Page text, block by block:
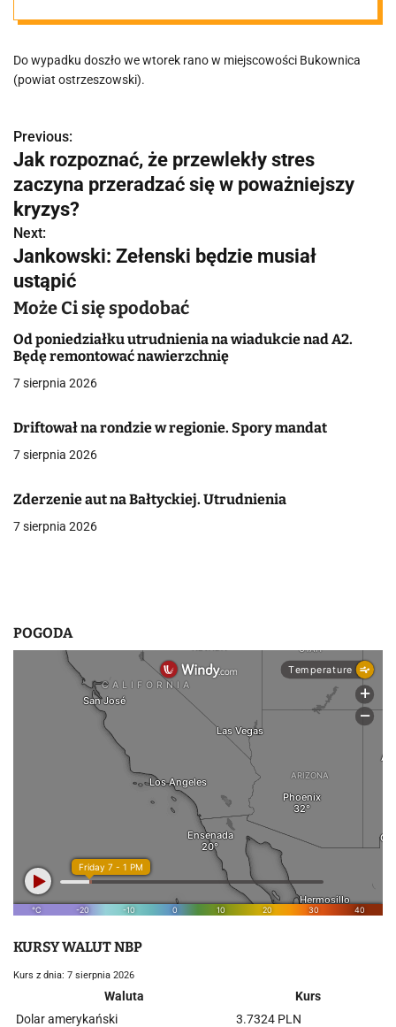
przez
samochód
ciężarowy
Do wypadku doszło we wtorek rano w miejscowości Bukownica
(powiat ostrzeszowski).
N
a
w
i
g
a
c
j
w
i
Previous:
Jak rozpoznać, że przewlekły stres
zaczyna przeradzać się w poważniejszy
kryzys?
Next:
Jankowski: Zełenski będzie musiał
ustąpić
Może Ci się spodobać
Od poniedziałku utrudnienia na wiadukcie nad A2.
Będę remontować nawierzchnię
7 sierpnia 2026
Driftował na rondzie w regionie. Spory mandat
7 sierpnia 2026
Zderzenie aut na Bałtyckiej. Utrudnienia
7 sierpnia 2026
POGODA
KURSY WALUT NBP
Kurs z dnia: 7 sierpnia 2026
Waluta
Kurs
Dolar amerykański
3.7324 PLN